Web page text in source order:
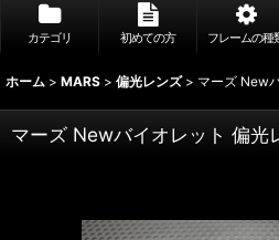
カテゴリ 初めての方 フレームの種
ホーム > MARS > 偏光レンズ > マーズ New
マーズ Newバイオレット 偏光